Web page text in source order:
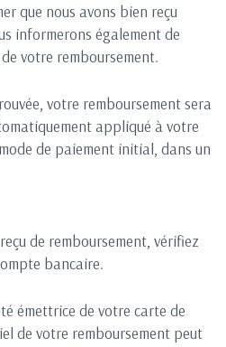
que nous avons bien reçu
informerons également de
votre remboursement.
votre remboursement sera
appliqué à votre
de paiement initial, dans un
de remboursement, vérifiez
bancaire.
émettrice de votre carte de
de votre remboursement peut